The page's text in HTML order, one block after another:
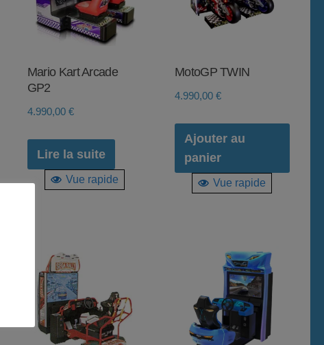
Mario Kart Arcade
GP2
4.990,00 €
Lire la suite
Vue rapide
MotoGP TWIN
4.990,00€
Ajouter au
panier
Vue rapide